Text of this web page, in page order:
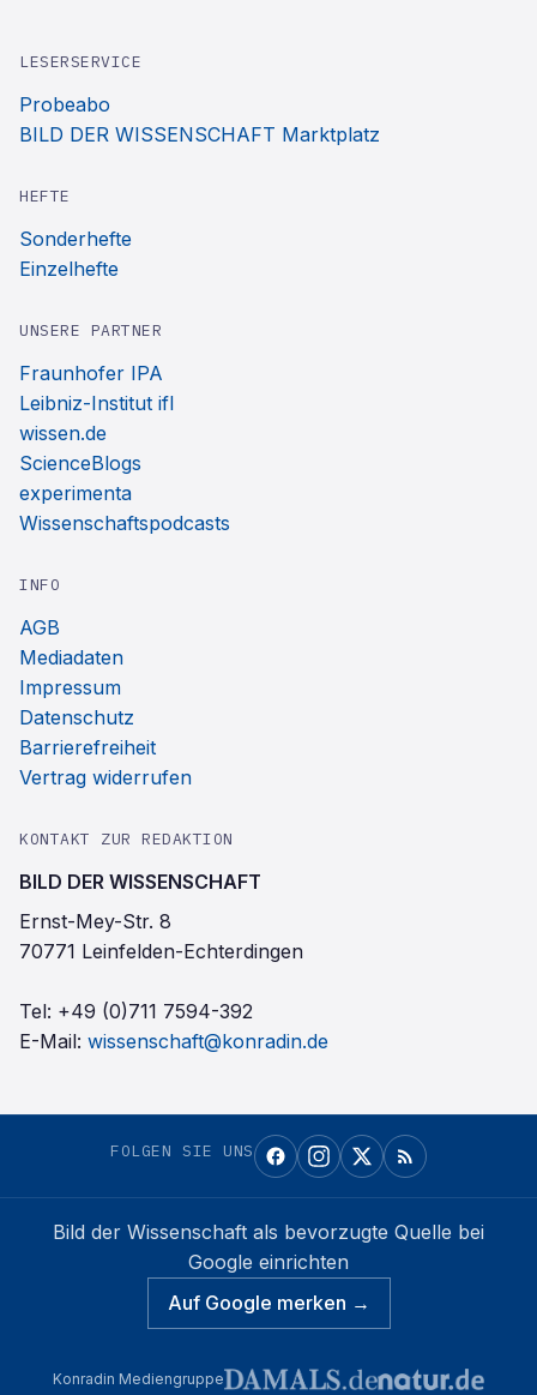
LESERSERVICE
Probeabo
BILD DER WISSENSCHAFT Marktplatz
HEFTE
Sonderhefte
Einzelhefte
UNSERE PARTNER
Fraunhofer IPA
Leibniz-Institut ifl
wissen.de
ScienceBlogs
experimenta
Wissenschaftspodcasts
INFO
AGB
Mediadaten
Impressum
Datenschutz
Barrierefreiheit
Vertrag widerrufen
KONTAKT ZUR REDAKTION
BILD DER WISSENSCHAFT
Ernst-Mey-Str. 8
70771 Leinfelden-Echterdingen
Tel: +49 (0)711 7594-392
E-Mail: wissenschaft@konradin.de
FOLGEN SIE UNS
Bild der Wissenschaft als bevorzugte Quelle bei
Google einrichten
Auf Google merken →
Konradin Mediengruppe